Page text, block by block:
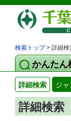
検索トップ> 詳細検
かんたん
詳細検索 ジ
詳細検索